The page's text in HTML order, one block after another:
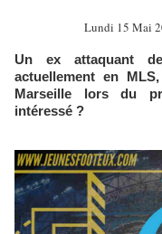
Lundi 15 Mai
Un ex attaquant
actuellement en
Marseille lors du
intéressé ?